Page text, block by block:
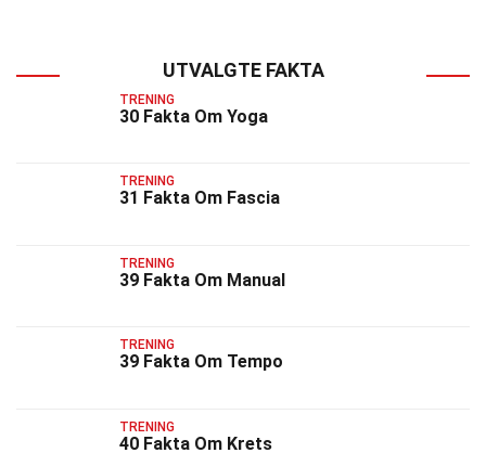
UTVALGTE FAKTA
TRENING
30 Fakta Om Yoga
TRENING
31 Fakta Om Fascia
TRENING
39 Fakta Om Manual
TRENING
39 Fakta Om Tempo
TRENING
40 Fakta Om Krets